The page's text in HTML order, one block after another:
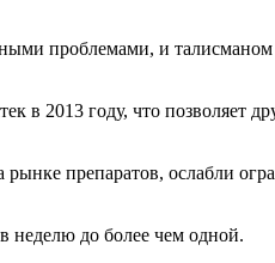
проблемами, и
в 2013 году, что позволяет
препаратов, ослабли
неделю до более чем одной.